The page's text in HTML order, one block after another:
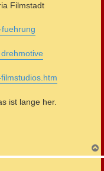
Filmstadt
ist lange her.
a